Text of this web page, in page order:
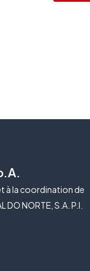
à la coordination de
DO NORTE, S.A. P.I.